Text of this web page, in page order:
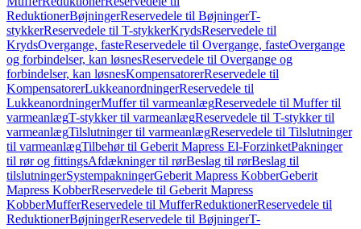
ReduktionerBøjningerReservedele til BøjningerT-
stykkerReservedele til T-stykkerKrydsReservedele til
KrydsOvergange, fasteReservedele til Overgange, fasteOvergange
og forbindelser, kan løsnesReservedele til Overgange og
forbindelser, kan løsnesKompensatorerReservedele til
KompensatorerLukkeanordningerReservedele til
LukkeanordningerMuffer til varmeanlægReservedele til Muffer til
varmeanlægT-stykker til varmeanlægReservedele til T-stykker til
varmeanlægTilslutninger til varmeanlægReservedele til Tilslutninger
til varmeanlægTilbehør til Geberit Mapress El-ForzinketPakninger
til rør og fittingsAfdækninger til rørBeslag til rørBeslag til
tilslutningerSystempakningerGeberit Mapress KobberGeberit
Mapress KobberReservedele til Geberit Mapress
KobberMufferReservedele til MufferReduktionerReservedele til
ReduktionerBøjningerReservedele til BøjningerT-